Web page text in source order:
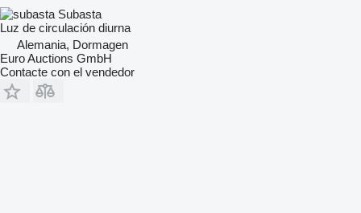
Subasta
Luz de circulación diurna
Alemania, Dormagen
Euro Auctions GmbH
Contacte con el vendedor